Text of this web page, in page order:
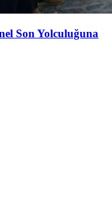
Son Yolculuğuna